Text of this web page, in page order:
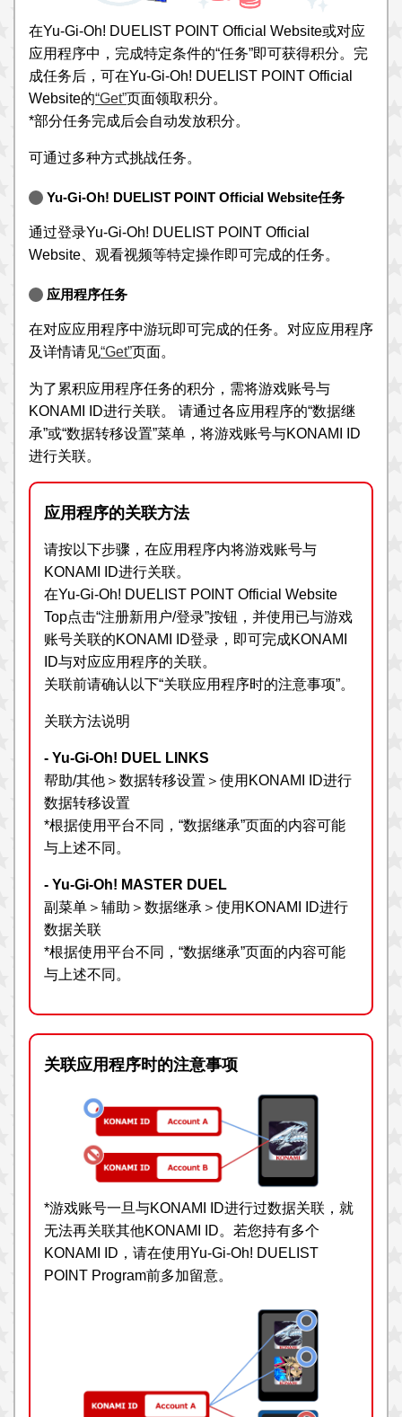
在Yu-Gi-Oh! DUELIST POINT Official Website或对应
应用程序中，完成特定条件的“任务”即可获得积分。完
成任务后，可在Yu-Gi-Oh! DUELIST POINT Official
Website的“Get”页面领取积分。
*部分任务完成后会自动发放积分。
可通过多种方式挑战任务。
Yu-Gi-Oh! DUELIST POINT Official Website任务
通过登录Yu-Gi-Oh! DUELIST POINT Official
Website、观看视频等特定操作即可完成的任务。
应用程序任务
在对应应用程序中游玩即可完成的任务。对应应用程序
及详情请见“Get”页面。
为了累积应用程序任务的积分，需将游戏账号与
KONAMI ID进行关联。 请通过各应用程序的“数据继
承”或“数据转移设置”菜单，将游戏账号与KONAMI ID
进行关联。
应用程序的关联方法
请按以下步骤，在应用程序内将游戏账号与
KONAMI ID进行关联。
在Yu-Gi-Oh! DUELIST POINT Official Website
Top点击“注册新用户/登录”按钮，并使用已与游戏
账号关联的KONAMI ID登录，即可完成KONAMI
ID与对应应用程序的关联。
关联前请确认以下“关联应用程序时的注意事项”。
关联方法说明
- Yu-Gi-Oh! DUEL LINKS
帮助/其他＞数据转移设置＞使用KONAMI ID进行
数据转移设置
*根据使用平台不同，“数据继承”页面的内容可能
与上述不同。
- Yu-Gi-Oh! MASTER DUEL
副菜单＞辅助＞数据继承＞使用KONAMI ID进行
数据关联
*根据使用平台不同，“数据继承”页面的内容可能
与上述不同。
关联应用程序时的注意事项
*游戏账号一旦与KONAMI ID进行过数据关联，就
无法再关联其他KONAMI ID。若您持有多个
KONAMI ID，请在使用Yu-Gi-Oh! DUELIST
POINT Program前多加留意。